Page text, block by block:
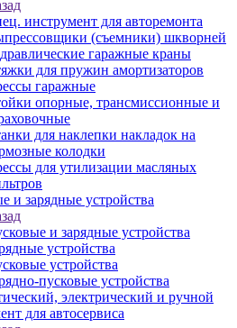
инструмент для авторемонта
(съемники) шкворней
гаражные краны
для пружин амортизаторов
гаражные
опорные, трансмиссионные и
для наклепки накладок на
колодки
для утилизации масляных
и зарядные устройства
и зарядные устройства
устройства
устройства
пусковые устройства
электрический и ручной
для автосервиса